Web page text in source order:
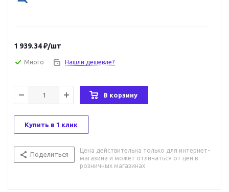
1 939.34₽/шт
Много Нашли дешевле?
В корзину
Купить в 1 клик
Поделиться
Цена действительна только для интернет-
магазина и может отличаться от цен в
розничных магазинах